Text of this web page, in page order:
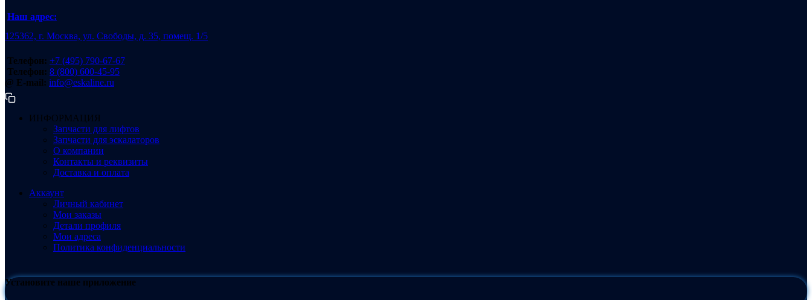
Наш адрес:
125362, г. Москва, ул. Свободы, д. 35, помещ. 1/5
Телефон: +7 (495) 790-67-67
Телефон: 8 (800) 600-45-95
@ E-mail: info@eskaline.ru
ИНФОРМАЦИЯ
Запчасти для лифтов
Запчасти для эскалаторов
О компании
Контакты и реквизиты
Доставка и оплата
Аккаунт
Личный кабинет
Мои заказы
Детали профиля
Мои адреса
Политика конфиденциальности
Установите наше приложение